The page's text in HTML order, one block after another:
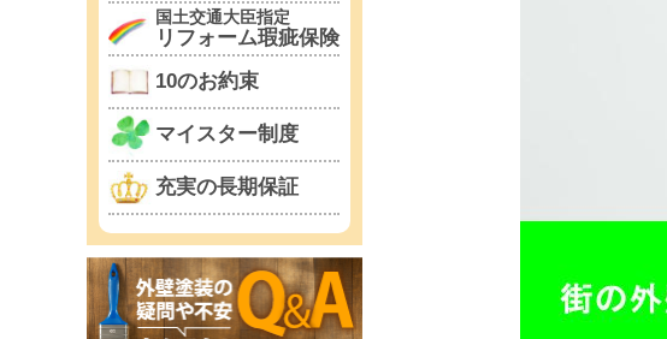
国土交通大臣指定
リフォーム瑕疵保険
10のお約束
マイスター制度
充実の長期保証